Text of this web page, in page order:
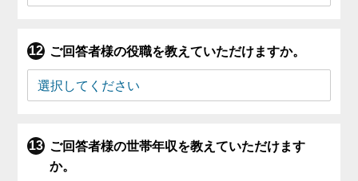
ご回答者様の役職を教えていただけますか。
ご回答者様の世帯年収を教えていただけます
か。